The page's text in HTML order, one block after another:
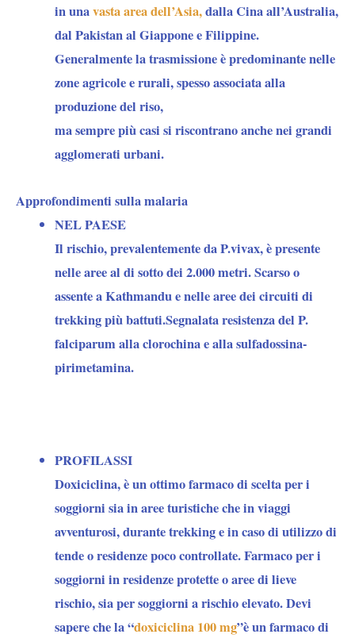
in unavasta area dell’Asia,dalla Cina all’Australia,
dal Pakistan al Giappone e Filippine.
Generalmente la trasmissione è predominante nelle
zone agricole e rurali, spesso associata alla
produzione del riso,
ma sempre più casi si riscontrano anche nei grandi
agglomerati urbani.
Approfondimenti sulla malaria
NEL PAESE
Il rischio, prevalentemente da P.vivax, è presente
nelle aree al di sotto dei 2.000 metri. Scarso o
assente a Kathmandu e nelle aree dei circuiti di
trekking più battuti.Segnalata resistenza del P.
falciparum alla clorochina e alla sulfadossina-
pirimetamina.
PROFILASSI
Doxiciclina, è un ottimo farmaco di scelta per i
soggiorni sia in aree turistiche che in viaggi
avventurosi, durante trekking e in caso di utilizzo di
tende o residenze poco controllate. Farmaco per i
soggiorni in residenze protette o aree di lieve
rischio, sia per soggiorni a rischio elevato. Devi
sapere che la “doxiciclina 100 mg”è un farmaco di